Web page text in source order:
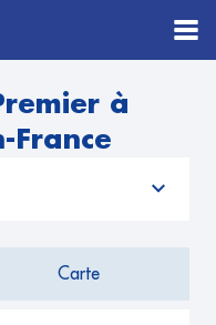
à
France
Carte